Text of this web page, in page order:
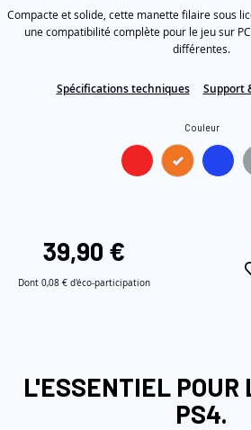
images
gallery
valeur
de
Read
Compacte et solide, cette manette filaire sous
une compatibilité complète pour le jeu sur
différentes.
Spécifications techniques Support
Couleur
39,90 €
Dont 0,08 € d'éco-participation
L'ESSENTIEL POUR
PS4.